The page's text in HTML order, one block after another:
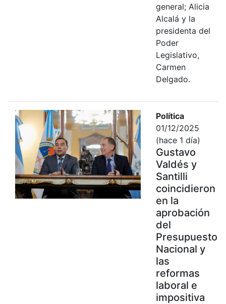
general; Alicia
Alcalá y la
presidenta del
Poder
Legislativo,
Carmen
Delgado.
Política
01/12/2025
(hace 1 día)
Gustavo
Valdés y
Santilli
coincidieron
en la
aprobación
del
Presupuesto
Nacional y
las
reformas
laboral e
impositiva